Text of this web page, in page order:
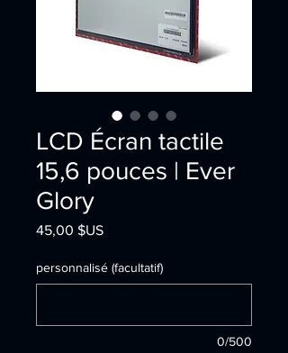
LCD Écran tactile
15,6 pouces | Ever
Glory
45,00 $USPrix
personnalisé (facultatif)
0/500